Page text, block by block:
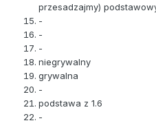
[Klasa grywalna przez
chyba jedynie w TT moim
zwiększony damage oraz
3. Paladyn.
HP: 115
Najważniejsze Statystyki:
przesadzajmy)
-
-
-
niegrywalny
grywalna
-
podstawa z 1.6
-